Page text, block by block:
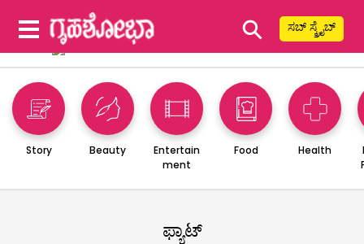
⚲ ಸಬ್ ಸ್ಕ್ರೈಬ್
Story Beauty
Entertain
ment
Food Health
ಫ್ಯಾಟ್